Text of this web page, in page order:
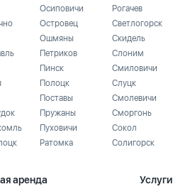
Осиповичи
Островец
Ошмяны
Петриков
Пинск
Полоцк
Поставы
Пружаны
Пуховичи
Ратомка
Рогачев
Светлогорск
Скидель
Слоним
Смиловичи
Слуцк
Смолевичи
Сморгонь
Сокол
Солигорск
аренда Услуги